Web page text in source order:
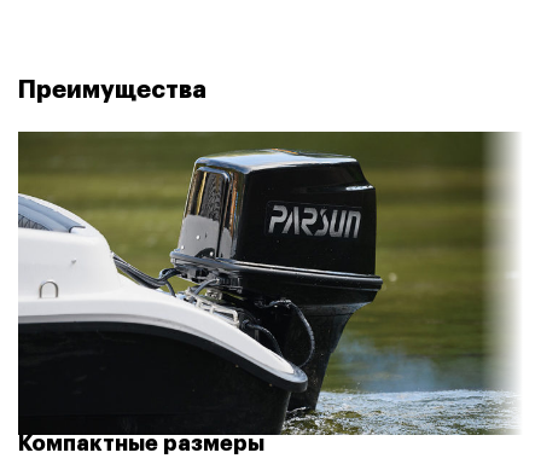
Преимущества
Компактные размеры